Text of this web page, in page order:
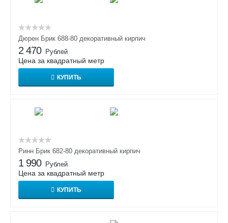
Дюрен Брик 688-80 декоративный кирпич
2 470 Рублей
Цена за квадратный метр
КУПИТЬ
Ринн Брик 682-80 декоративный кирпич
1 990 Рублей
Цена за квадратный метр
КУПИТЬ